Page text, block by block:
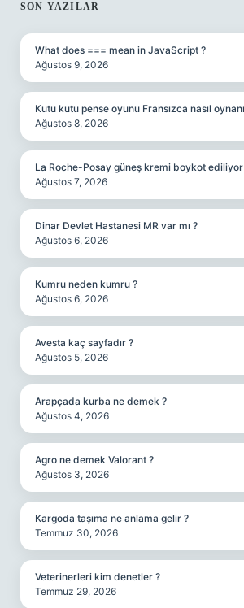
SIDEBAR
SON YAZILAR
What does === mean in JavaScript ?
Ağustos 9, 2026
Kutu kutu pense oyunu Fransızca nasıl
Ağustos 8, 2026
La Roche-Posay güneş kremi boykot ediliyor
Ağustos 7, 2026
Dinar Devlet Hastanesi MR var mı ?
Ağustos 6, 2026
Kumru neden kumru ?
Ağustos 6, 2026
Avesta kaç sayfadır ?
Ağustos 5, 2026
Arapçada kurba ne demek ?
Ağustos 4, 2026
Agro ne demek Valorant ?
Ağustos 3, 2026
Kargoda taşıma ne anlama gelir ?
Temmuz 30, 2026
Veterinerleri kim denetler ?
Temmuz 29, 2026